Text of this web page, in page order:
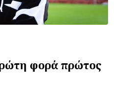
φορά πρώτος